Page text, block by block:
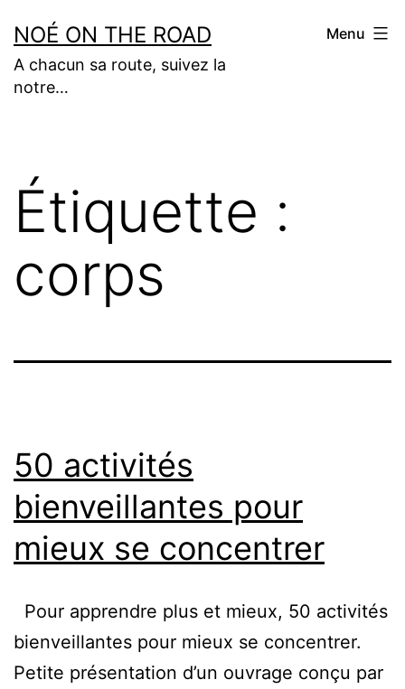
au
contenu
NOÉ ON THE ROAD
A chacun sa route, suivez la
notre…
Menu
Étiquette :
corps
50 activités
bienveillantes pour
mieux se concentrer
Pour apprendre plus et mieux, 50 activités
bienveillantes pour mieux se concentrer.
Petite présentation d’un ouvrage conçu par